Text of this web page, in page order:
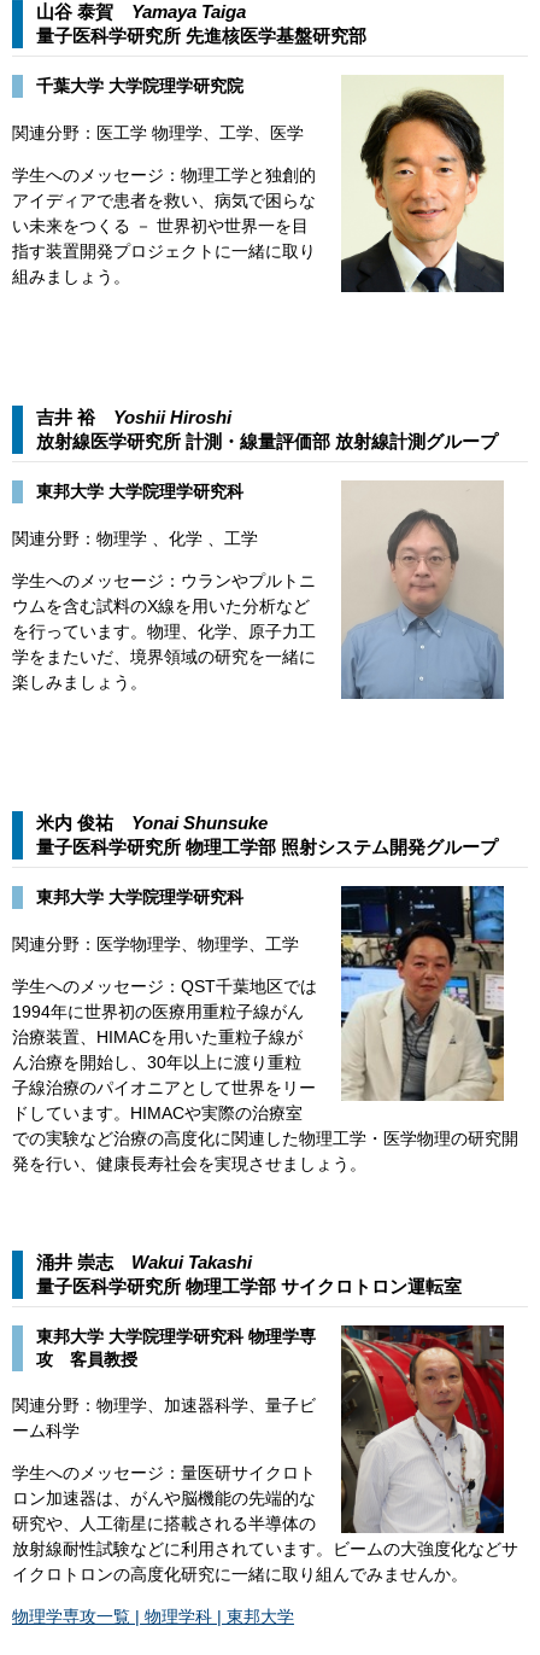
山谷 泰賀 Yamaya Taiga​​
量子医科学研究所 先進核医学基盤研究部​
​​千葉大学 大学院理学研究院
関連分野：医工学 物理学、工学、医学
学生へのメッセージ：物理工学と独創的
アイディアで患者を救い、病気で困らな
い未来をつくる － 世界初や世界一を目
指す装置開発プロジェクトに一緒に取り
組みましょう。
吉井 裕 Yoshii Hiroshi​​
放射線医学研究所 計測・線量評価部 放射線計測グループ​
東邦大学 大学院理学研究科
関連分野：物理学 、化学 、工学
学生へのメッセージ：ウランやプルトニ
ウムを含む試料のX線を用いた分析など
を行っています。物理、化学、原子力工
学をまたいだ、境界領域の研究を一緒に
楽しみましょう。
米内 俊祐 Yonai Shunsuke​​
量子医科学研究所 物理工学部 照射システム開発グループ​
東邦大学 大学院理学研究科
関連分野：医学物理学、物理学、工学
学生へのメッセージ：QST千葉地区では
1994年に世界初の医療用重粒子線がん
治療装置、HIMACを用いた重粒子線が
ん治療を開始し、30年以上に渡り重粒
子線治療のパイオニアとして世界をリー
ドしています。HIMACや実際の治療室
での実験など治療の高度化に関連した物理工学・医学物理の研究開
発を行い、健康長寿社会を実現させましょう。
涌井 崇志 Wakui Takashi​​
量子医科学研究所 物理工学部 サイクロトロン運転室​
東邦大学 大学院理学研究科 物理学専
攻 客員教授
関連分野：物理学、加速器科学、量子ビ
ーム科学
学生へのメッセージ：​量医研サイクロト
ロン加速器は、がんや脳機能の先端的な
研究や、人工衛星に搭載される半導体の
放射線耐性試験などに利用されています。ビームの大強度化などサ
イクロトロンの高度化研究に一緒に取り組んでみませんか。
物理学専攻一覧 | 物理学科 | 東邦大学